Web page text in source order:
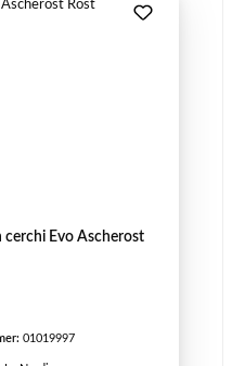
cerchi Evo Ascherost
01019997